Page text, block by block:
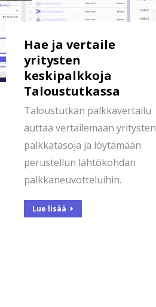
Hae ja vertaile
yritysten
keskipalkkoja
Taloustutkassa
Taloustutkan palkkavertailu
auttaa vertailemaan yritysten
palkkatasoja ja löytämään
perustellun lähtökohdan
palkkaneuvotteluihin.
Lue lisää